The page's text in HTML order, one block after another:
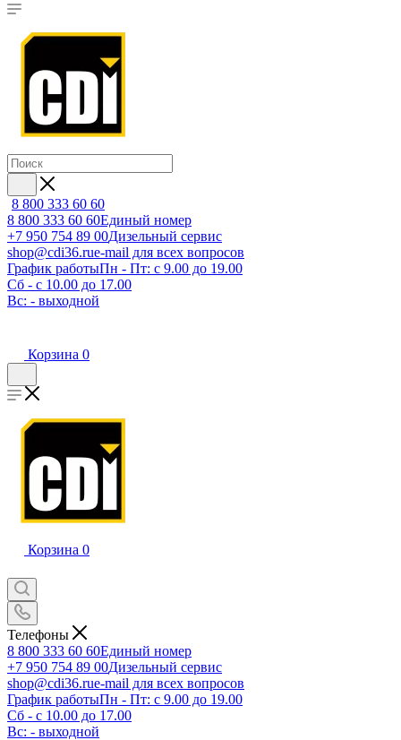
8 800 333 60 60
8 800 333 60 60Единый номер
+7 950 754 89 00Дизельный сервис
shop@cdi36.rue-mail для всех вопросов
График работыПн - Пт: с 9.00 до 19.00
Сб - с 10.00 до 17.00
Вс: - выходной
Корзина 0
Корзина 0
Телефоны
8 800 333 60 60Единый номер
+7 950 754 89 00Дизельный сервис
shop@cdi36.rue-mail для всех вопросов
График работыПн - Пт: с 9.00 до 19.00
Сб - с 10.00 до 17.00
Вс: - выходной